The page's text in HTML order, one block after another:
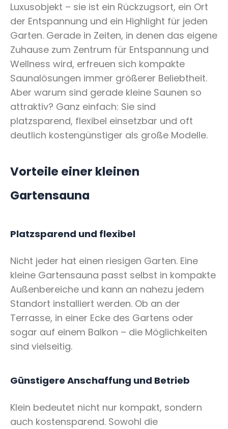
Luxusobjekt – sie ist ein Rückzugsort, ein Ort
der Entspannung und ein Highlight für jeden
Garten. Gerade in Zeiten, in denen das eigene
Zuhause zum Zentrum für Entspannung und
Wellness wird, erfreuen sich kompakte
Saunalösungen immer größerer Beliebtheit.
Aber warum sind gerade kleine Saunen so
attraktiv? Ganz einfach: Sie sind
platzsparend, flexibel einsetzbar und oft
deutlich kostengünstiger als große Modelle.
Vorteile einer kleinen
Gartensauna
Platzsparend und flexibel
Nicht jeder hat einen riesigen Garten. Eine
kleine Gartensauna passt selbst in kompakte
Außenbereiche und kann an nahezu jedem
Standort installiert werden. Ob an der
Terrasse, in einer Ecke des Gartens oder
sogar auf einem Balkon – die Möglichkeiten
sind vielseitig.
Günstigere Anschaffung und Betrieb
Klein bedeutet nicht nur kompakt, sondern
auch kostensparend. Sowohl die